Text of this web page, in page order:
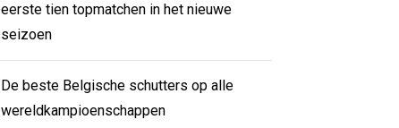
eerste tien topmatchen in het nieuwe
seizoen
De beste Belgische schutters op alle
wereldkampioenschappen